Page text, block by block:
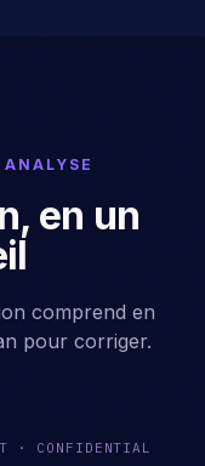
en un
comprend en
pour corriger.